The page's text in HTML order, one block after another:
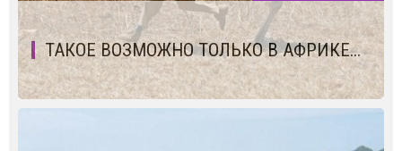
ТАКОЕ ВОЗМОЖНО ТОЛЬКО В АФРИКЕ...